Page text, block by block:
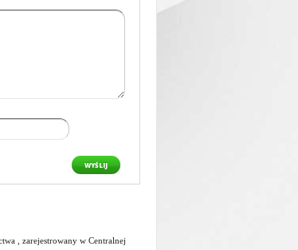
WYŚLIJ
, zarejestrowany w Centralnej